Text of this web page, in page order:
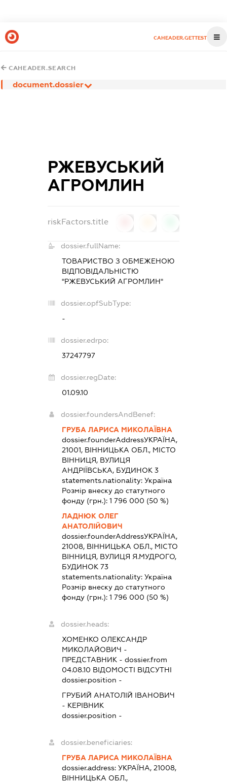
CAHEADER.GETTEST
CAHEADER.SEARCH
document.dossier
РЖЕВУСЬКИЙ
АГРОМЛИН
riskFactors.title
dossier.fullName:
ТОВАРИСТВО З ОБМЕЖЕНОЮ
ВІДПОВІДАЛЬНІСТЮ
"РЖЕВУСЬКИЙ АГРОМЛИН"
dossier.opfSubType:
-
dossier.edrpo:
37247797
dossier.regDate:
01.09.10
dossier.foundersAndBenef:
ГРУБА ЛАРИСА МИКОЛАЇВНА
dossier.founderAddressУКРАЇНА,
21001, ВІННИЦЬКА ОБЛ., МІСТО
ВІННИЦЯ, ВУЛИЦЯ
АНДРІЇВСЬКА, БУДИНОК 3
statements.nationality:Україна
Розмір внеску до статутного
фонду (грн.):1 796 000 (50 %)
ЛАДНЮК ОЛЕГ
АНАТОЛІЙОВИЧ
dossier.founderAddressУКРАЇНА,
21008, ВІННИЦЬКА ОБЛ., МІСТО
ВІННИЦЯ, ВУЛИЦЯ Я.МУДРОГО,
БУДИНОК 73
statements.nationality:Україна
Розмір внеску до статутного
фонду (грн.):1 796 000 (50 %)
dossier.heads:
ХОМЕНКО ОЛЕКСАНДР
МИКОЛАЙОВИЧ -
ПРЕДСТАВНИК - dossier.from
04.08.10 ВІДОМОСТІ ВІДСУТНІ
dossier.position -
ГРУБИЙ АНАТОЛІЙ ІВАНОВИЧ
- КЕРІВНИК
dossier.position -
dossier.beneficiaries:
ГРУБА ЛАРИСА МИКОЛАЇВНА
dossier.address:УКРАЇНА, 21008,
ВІННИЦЬКА ОБЛ.,